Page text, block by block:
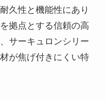
久性と機能性にあり
拠点とする信頼の高
サーキュロンシリー
が焦げ付きにくい特